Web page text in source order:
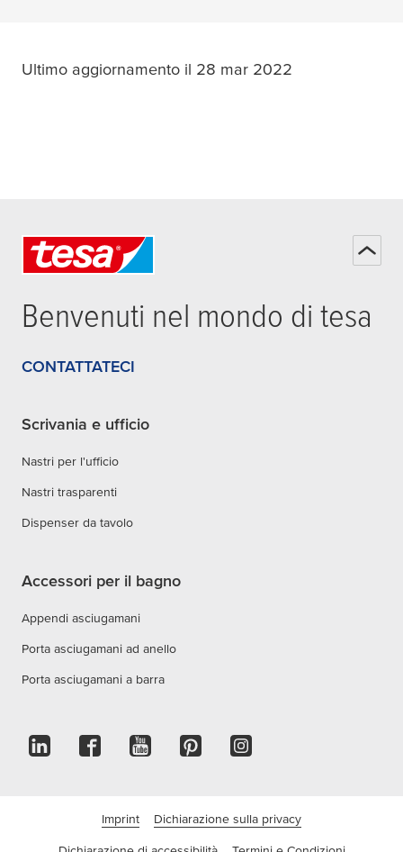
Ultimo aggiornamento il 28 mar 2022
Benvenuti nel mondo di tesa
CONTATTATECI
Scrivania e ufficio
Nastri per l'ufficio
Nastri trasparenti
Dispenser da tavolo
Accessori per il bagno
Appendi asciugamani
Porta asciugamani ad anello
Porta asciugamani a barra
Imprint Dichiarazione sulla privacy